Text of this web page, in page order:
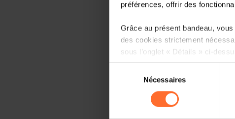
préférences, offrir des
Grâce au présent bandeau,
des cookies strictement
sous l’onglet « Détails » ci-
Il est précisé que la navigation
sociaux, sauvegarde des
cas de refus de tous les
consentement
Nécessaires